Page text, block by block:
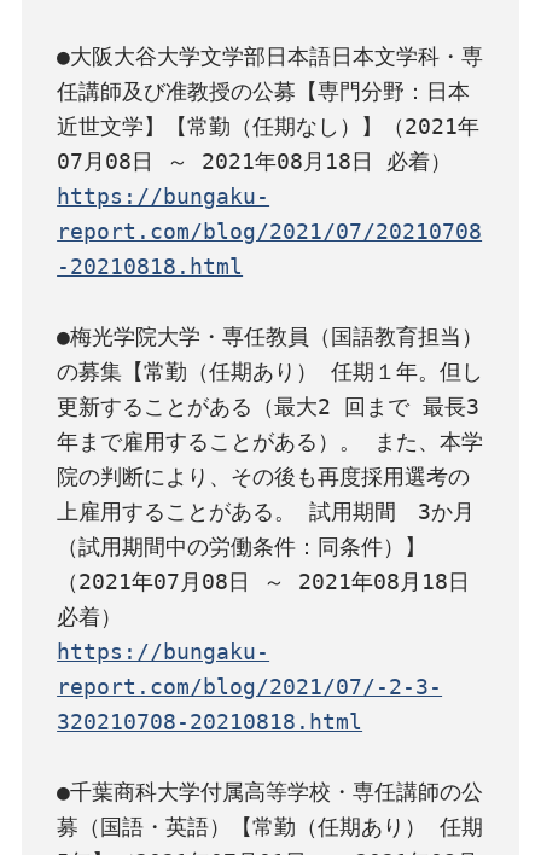
●大阪大谷大学文学部日本語日本文学科・専
任講師及び准教授の公募【専門分野：日本
近世文学】【常勤（任期なし）】（2021年
https://bungaku-
report.com/blog/2021/07/20210708
-20210818.html
●梅光学院大学・専任教員（国語教育担当）
の募集【常勤（任期あり） 任期１年。但し
更新することがある（最大2 回まで 最長3
年まで雇用することがある）。 また、本学
院の判断により、その後も再度採用選考の
上雇用することがある。 試用期間　3か月
（試用期間中の労働条件：同条件）】
（2021年07月08日 ～ 2021年08月18日
https://bungaku-
report.com/blog/2021/07/-2-3-
320210708-20210818.html
●千葉商科大学付属高等学校・専任講師の公
募（国語・英語）【常勤（任期あり） 任期